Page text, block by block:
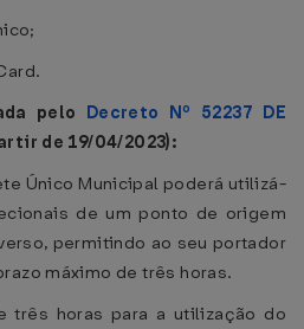
pelo Decreto Nº 52237 DE
de 19/04/2023):
Único Municipal poderá utilizá-
de um ponto de origem
permitindo ao seu portador
máximo de três horas.
três horas para a utilização do